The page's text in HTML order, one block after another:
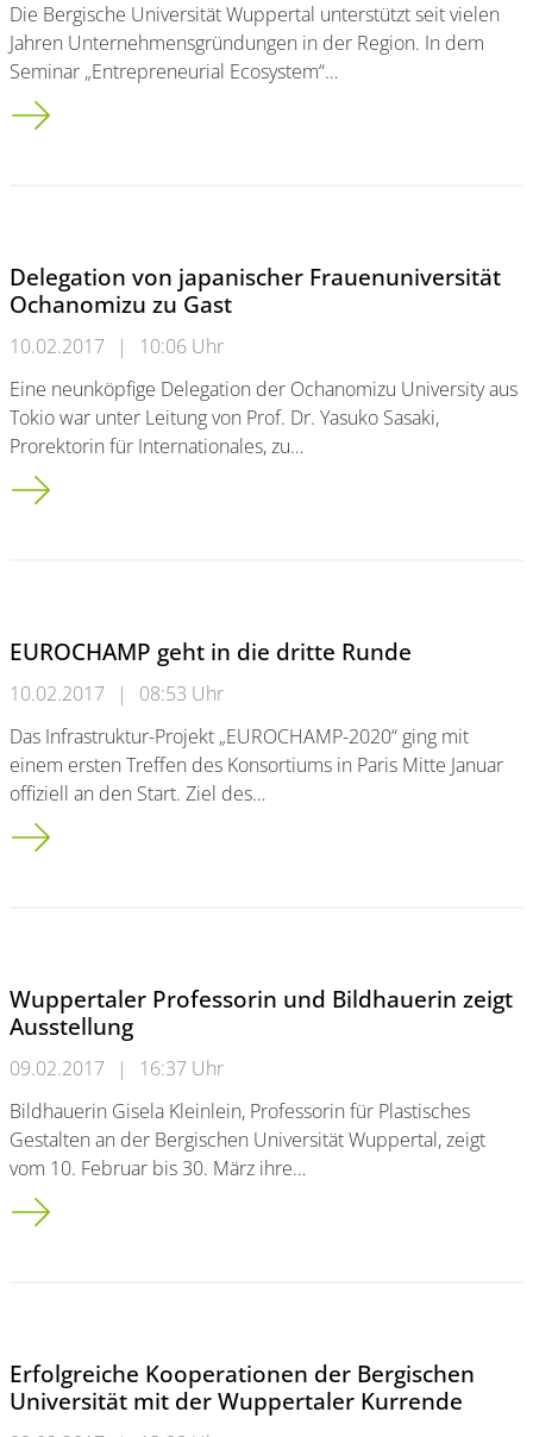
Die Bergische Universität Wuppertal unterstützt seit vielen
Jahren Unternehmensgründungen in der Region. In dem
Seminar „Entrepreneurial Ecosystem“…
Studierende, Gründer und Unternehmer auf Exkursion in
Delegation von japanischer Frauenuniversität
Ochanomizu zu Gast
10.02.2017 |
10:06 Uhr
Eine neunköpfige Delegation der Ochanomizu University aus
Tokio war unter Leitung von Prof. Dr. Yasuko Sasaki,
Prorektorin für Internationales, zu…
Delegation von japanischer Frauenuniversität Ochanomizu zu
EUROCHAMP geht in die dritte Runde
10.02.2017 |
08:53 Uhr
Das Infrastruktur-Projekt „EUROCHAMP-2020“ ging mit
einem ersten Treffen des Konsortiums in Paris Mitte Januar
offiziell an den Start. Ziel des…
EUROCHAMP geht in die dritte Runde
Wuppertaler Professorin und Bildhauerin zeigt
Ausstellung
09.02.2017 |
16:37 Uhr
Bildhauerin Gisela Kleinlein, Professorin für Plastisches
Gestalten an der Bergischen Universität Wuppertal, zeigt
vom 10. Februar bis 30. März ihre…
Wuppertaler Professorin und Bildhauerin zeigt Ausstellung
Erfolgreiche Kooperationen der Bergischen
Universität mit der Wuppertaler Kurrende